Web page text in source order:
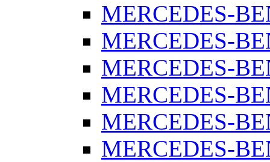
MERCEDES-
MERCEDES-
MERCEDES-
MERCEDES-
MERCEDES-
MERCEDES-